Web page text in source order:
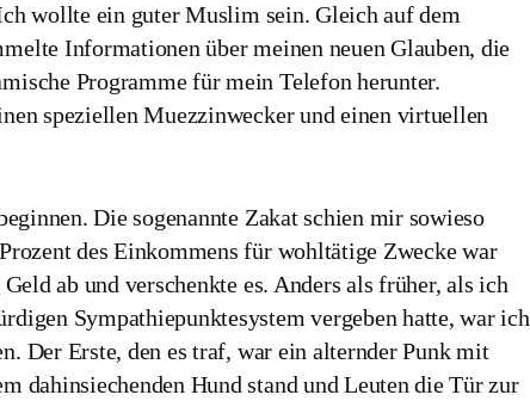
wollte ein guter Muslim sein. Gleich auf dem
Informationen über meinen neuen Glauben, die
Programme für mein Telefon herunter.
speziellen Muezzinwecker und einen virtuellen
Die sogenannte Zakat schien mir sowieso
des Einkommens für wohltätige Zwecke war
ab und verschenkte es. Anders als früher, als ich
Sympathiepunktesystem vergeben hatte, war ich
Der Erste, den es traf, war ein alternder Punk mit
dahinsiechenden Hund stand und Leuten die Tür zur